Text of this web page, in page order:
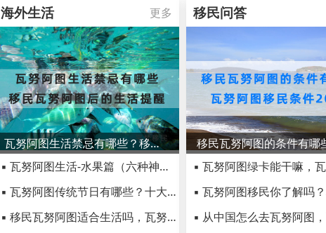
海外生活 更多
瓦努阿图生活禁忌有哪些？移民瓦努阿图后的生活提醒
▪ 瓦努阿图生活-水果篇（六种神奇的热带水果你要了解一下）
▪ 瓦努阿图传统节日有哪些？十大瓦努阿图民俗节日揭秘
▪ 移民瓦努阿图适合生活吗，瓦努阿图真实生活一览
移民问答